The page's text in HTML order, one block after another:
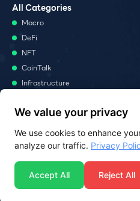
All Categories
Macro
DeFi
NFT
CoinTalk
Infrastructure
Podcast
Monthly Report
Report
News Analysis
We value your privacy
We use cookies to enhance
analyze our traffic. Privacy
Accept All Reject All